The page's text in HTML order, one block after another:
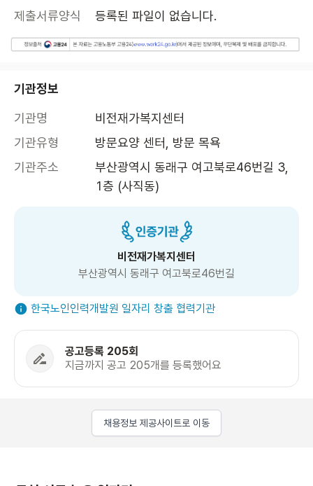
제출서류양식
등록된 파일이 없습니다.
기관정보
기관명
비전재가복지센터
기관유형
방문요양 센터, 방문 목욕
기관주소
부산광역시 동래구 여고북로46번길 3,
1층 (사직동)
비전재가복지센터
부산광역시 동래구 여고북로46번길
한국노인인력개발원 일자리 창출 협력기관
공고등록 205회
지금까지 공고 205개를 등록했어요
채용정보 제공사이트로 이동